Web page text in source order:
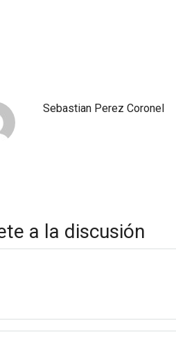
Sebastian Perez Coronel
a la discusión